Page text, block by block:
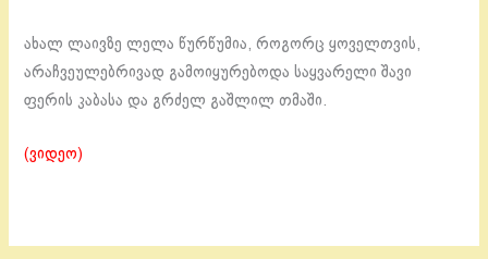
ახალ ლაივზე ლელა წურწუმია, როგორც ყოველთვის,
არაჩვეულებრივად გამოიყურებოდა საყვარელი შავი
ფერის კაბასა და გრძელ გაშლილ თმაში.
(ვიდეო)